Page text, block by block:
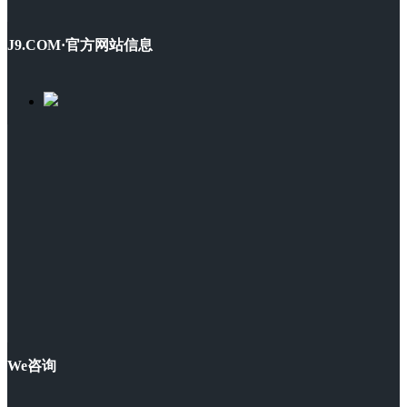
J9.COM·官方网站信息
We咨询